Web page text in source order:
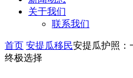
关于我们
联系我们
首页 安提瓜移民安提瓜护照：
终极选择